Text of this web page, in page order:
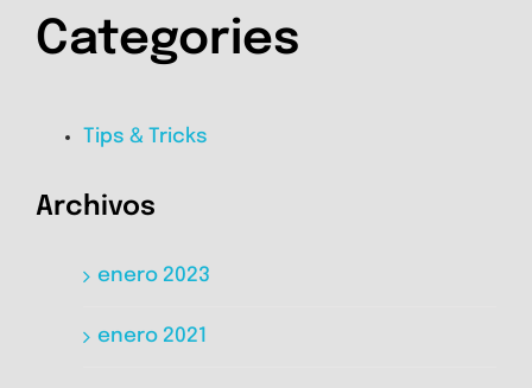
Categories
Tips & Tricks
Archivos
enero 2023
enero 2021